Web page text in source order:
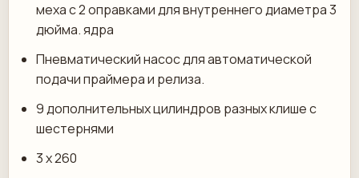
меха с 2 оправками для внутреннего диаметра 3
дюйма. ядра
Пневматический насос для автоматической
подачи праймера и релиза.
9 дополнительных цилиндров разных клише с
шестернями
3 х 260